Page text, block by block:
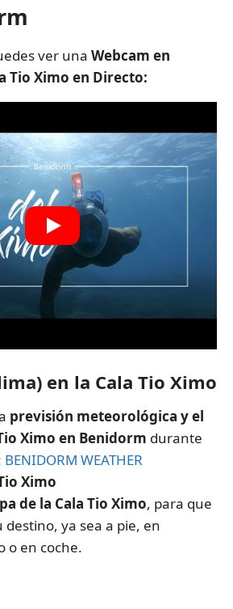
ver una Webcam en
Tio Ximo en Directo:
en la Cala Tio Ximo
previsión meteorológica y el
Ximo en Benidorm durante
BENIDORM WEATHER
Ximo
de la Cala Tio Ximo, para que
ya sea a pie, en
o en coche.